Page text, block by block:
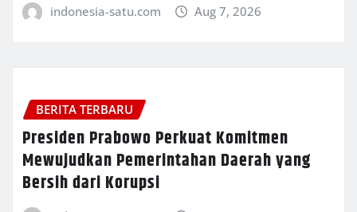
indonesia-satu.com Aug 7, 2026
BERITA TERBARU
Presiden Prabowo Perkuat Komitmen
Mewujudkan Pemerintahan Daerah yang
Bersih dari Korupsi